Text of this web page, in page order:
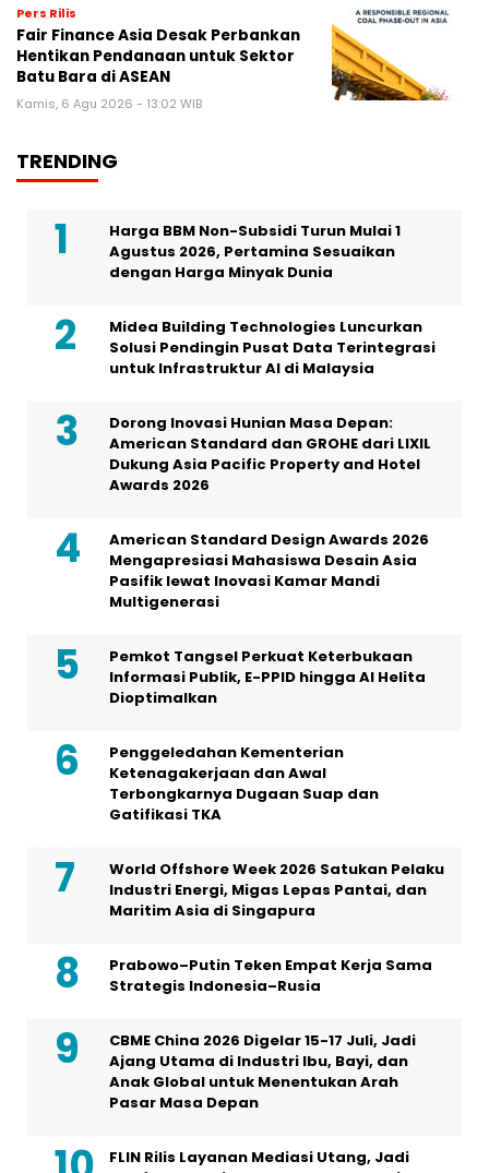
Pers Rilis
Fair Finance Asia Desak Perbankan
Hentikan Pendanaan untuk Sektor
Batu Bara di ASEAN
Kamis, 6 Agu 2026 - 13:02 WIB
TRENDING
Harga BBM Non-Subsidi Turun Mulai 1
Agustus 2026, Pertamina Sesuaikan
dengan Harga Minyak Dunia
Midea Building Technologies Luncurkan
Solusi Pendingin Pusat Data Terintegrasi
untuk Infrastruktur AI di Malaysia
Dorong Inovasi Hunian Masa Depan:
American Standard dan GROHE dari LIXIL
Dukung Asia Pacific Property and Hotel
Awards 2026
American Standard Design Awards 2026
Mengapresiasi Mahasiswa Desain Asia
Pasifik lewat Inovasi Kamar Mandi
Multigenerasi
Pemkot Tangsel Perkuat Keterbukaan
Informasi Publik, E-PPID hingga AI Helita
Dioptimalkan
Penggeledahan Kementerian
Ketenagakerjaan dan Awal
Terbongkarnya Dugaan Suap dan
Gatifikasi TKA
World Offshore Week 2026 Satukan Pelaku
Industri Energi, Migas Lepas Pantai, dan
Maritim Asia di Singapura
Prabowo–Putin Teken Empat Kerja Sama
Strategis Indonesia–Rusia
CBME China 2026 Digelar 15-17 Juli, Jadi
Ajang Utama di Industri Ibu, Bayi, dan
Anak Global untuk Menentukan Arah
Pasar Masa Depan
FLIN Rilis Layanan Mediasi Utang, Jadi